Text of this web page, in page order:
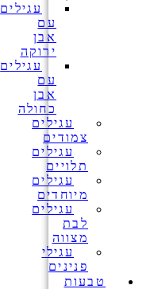
עגילים
עם
אבן
ירוקה
עגילים
עם
אבן
כחולה
עגילים
צמודים
עגילים
תלויים
עגילים
מיוחדים
עגילים
לבת
מצווה
עגילי
פנינים
טבעות